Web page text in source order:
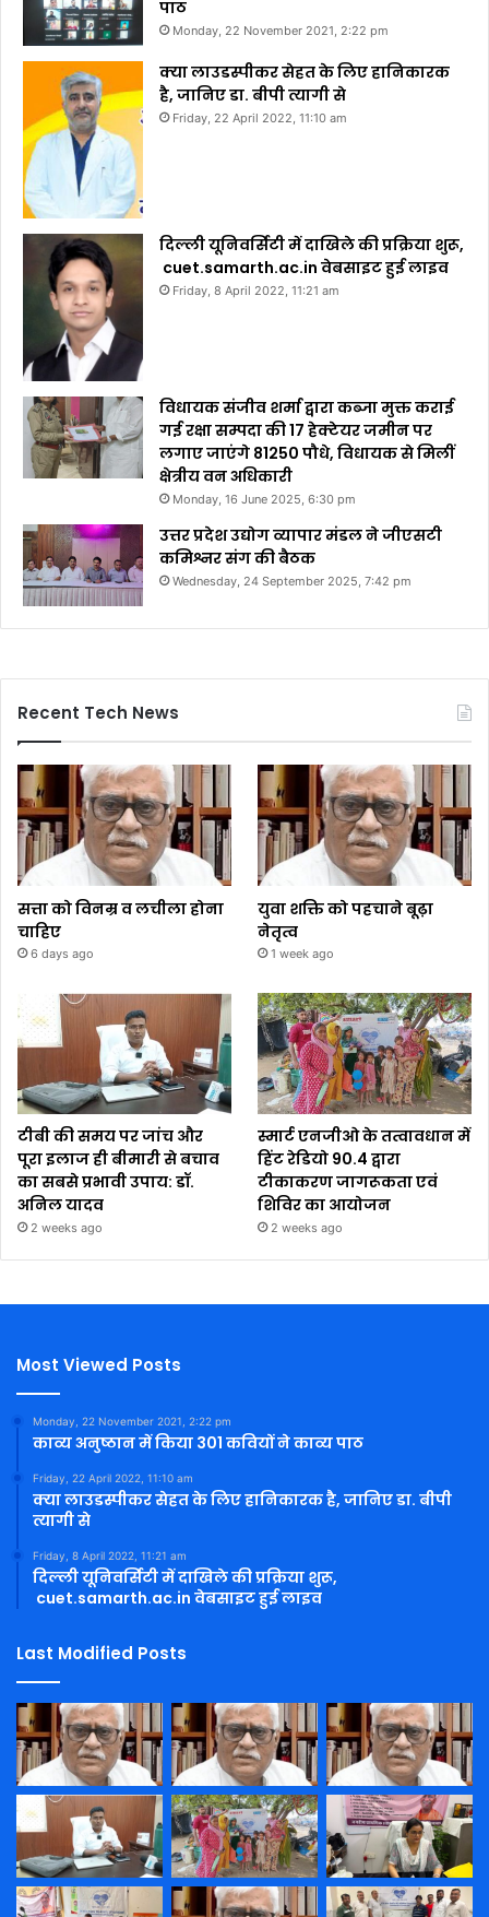
पाठ
Monday, 22 November 2021, 2:22 pm
क्या लाउडस्पीकर सेहत के लिए हानिकारक
है, जानिए डा. बीपी त्यागी से
Friday, 22 April 2022, 11:10 am
दिल्ली यूनिवर्सिटी में दाखिले की प्रक्रिया शुरू,
cuet.samarth.ac.in वेबसाइट हुई लाइव
Friday, 8 April 2022, 11:21 am
विधायक संजीव शर्मा द्वारा कब्जा मुक्त कराई
गई रक्षा सम्पदा की 17 हेक्टेयर जमीन पर
लगाए जाएंगे 81250 पौधे, विधायक से मिलीं
क्षेत्रीय वन अधिकारी
Monday, 16 June 2025, 6:30 pm
उत्तर प्रदेश उद्योग व्यापार मंडल ने जीएसटी
कमिश्नर संग की बैठक
Wednesday, 24 September 2025, 7:42 pm
Recent Tech News
सत्ता को विनम्र व लचीला होना
चाहिए
6 days ago
युवा शक्ति को पहचाने बूढ़ा
नेतृत्व
1 week ago
टीबी की समय पर जांच और
पूरा इलाज ही बीमारी से बचाव
का सबसे प्रभावी उपाय: डॉ.
अनिल यादव
2 weeks ago
स्मार्ट एनजीओ के तत्वावधान में
हिंट रेडियो 90.4 द्वारा
टीकाकरण जागरूकता एवं
शिविर का आयोजन
2 weeks ago
Most Viewed Posts
Monday, 22 November 2021, 2:22 pm
काव्य अनुष्ठान में किया 301 कवियों ने काव्य पाठ
Friday, 22 April 2022, 11:10 am
क्या लाउडस्पीकर सेहत के लिए हानिकारक है, जानिए डा. बीपी
त्यागी से
Friday, 8 April 2022, 11:21 am
दिल्ली यूनिवर्सिटी में दाखिले की प्रक्रिया शुरू,
cuet.samarth.ac.in वेबसाइट हुई लाइव
Last Modified Posts